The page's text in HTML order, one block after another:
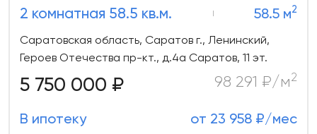
2 комнатная 58.5 кв.м. 58.5 м2
Саратовская область, Саратов г., Ленинский,
Героев Отечества пр-кт., д.4а Саратов, 11 эт.
5 750 000 ₽ 98 291 ₽/м2
В ипотеку от 23 958 ₽/мес